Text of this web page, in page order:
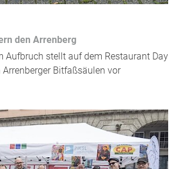
den Arrenberg
Aufbruch stellt auf dem Restaurant Day
Bitfaßsäulen vor